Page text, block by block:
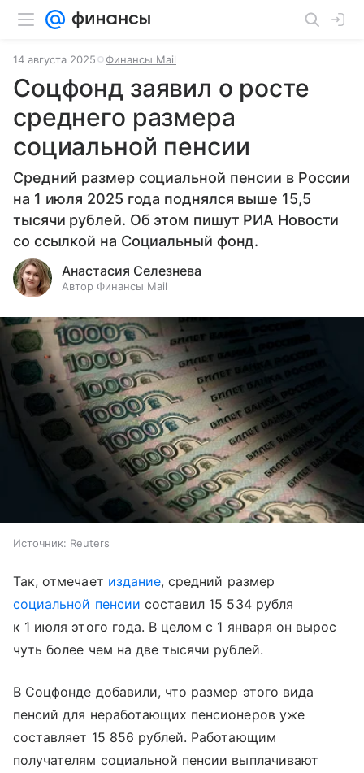
14 августа 2025 Финансы Mail
Соцфонд заявил о росте
среднего размера
социальной пенсии
Средний размер социальной пенсии в России
на 1 июля 2025 года поднялся выше 15,5
тысячи рублей. Об этом пишут РИА Новости
со ссылкой на Социальный фонд.
Анастасия Селезнева
Автор Финансы Mail
Источник: Reuters
Так, отмечает издание, средний размер
социальной пенсии составил 15 534 рубля
к 1 июля этого года. В целом с 1 января он вырос
чуть более чем на две тысячи рублей.
В Соцфонде добавили, что размер этого вида
пенсий для неработающих пенсионеров уже
составляет 15 856 рублей. Работающим
получателям социальной пенсии выплачивают